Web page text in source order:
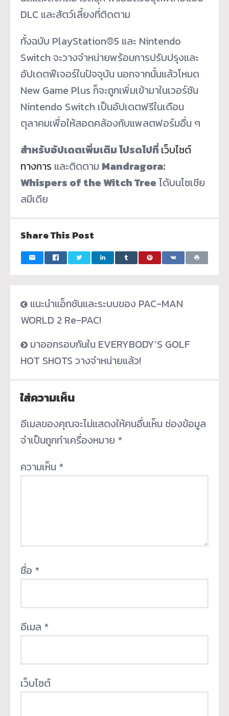
DLC และสัตว์เลี้ยงที่ติดตาม
ทั้งฉบับ PlayStation®5 และ Nintendo
Switchจะวางจำหน่ายพร้อมการปรับปรุงและ
อัปเดตฟีเจอร์ในปัจจุบัน นอกจากนั้นแล้วโหมด
New Game Plusก็จะถูกเพิ่มเข้ามาในเวอร์ชัน
Nintendo Switch เป็นอัปเดตฟรีในเดือน
ตุลาคมเพื่อให้สอดคล้องกับแพลตฟอร์มอื่น ๆ
สำหรับอัปเดตเพิ่มเติมโปรดไปที่ เว็บไซต์
ทางการ และติดตาม Mandragora:
Whispers of the Witch Tree ได้บนโซเชีย
ลมีเดีย
Share This Post
แนะนำแอ็กชันและระบบของ PAC-MAN
WORLD 2 Re-PAC!
มาออกรอบกันใน EVERYBODY’S GOLF
HOT SHOTS วางจำหน่ายแล้ว!
ใส่ความเห็น
อีเมลของคุณจะไม่แสดงให้คนอื่นเห็น ช่องข้อมูล
จำเป็นถูกทำเครื่องหมาย *
ความเห็น *
ชื่อ *
อีเมล *
เว็บไซต์